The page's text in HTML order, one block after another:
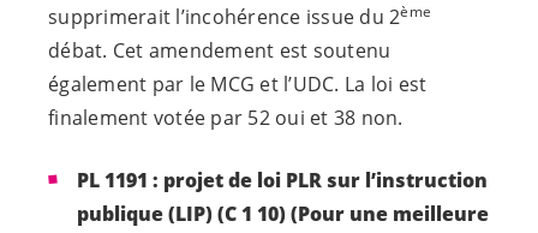
supprimerait l’incohérence issue du 2ème
débat. Cet amendement est soutenu
également par le MCG et l’UDC. La loi est
finalement votée par 52 oui et 38 non.
PL 1191 : projet de loi PLR sur l’instruction
publique (LIP) (C 1 10) (Pour une meilleure